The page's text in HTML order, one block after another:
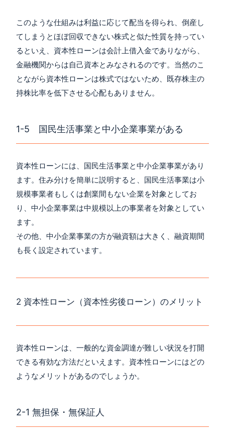
このような仕組みは利益に応じて配当を得られ、倒産し
てしまうとほぼ回収できない株式と似た性質を持ってい
るといえ、資本性ローンは会計上借入金でありながら、
金融機関からは自己資本とみなされるのです。当然のこ
とながら資本性ローンは株式ではないため、既存株主の
持株比率を低下させる心配もありません。
1-5 国民生活事業と中小企業事業がある
資本性ローンには、国民生活事業と中小企業事業があり
ます。住み分けを簡単に説明すると、国民生活事業は小
規模事業者もしくは創業間もない企業を対象としてお
り、中小企業事業は中規模以上の事業者を対象としてい
ます。
その他、中小企業事業の方が融資額は大きく、融資期間
も長く設定されています。
2 資本性ローン（資本性劣後ローン）のメリット
資本性ローンは、一般的な資金調達が難しい状況を打開
できる有効な方法だといえます。資本性ローンにはどの
ようなメリットがあるのでしょうか。
2-1 無担保・無保証人